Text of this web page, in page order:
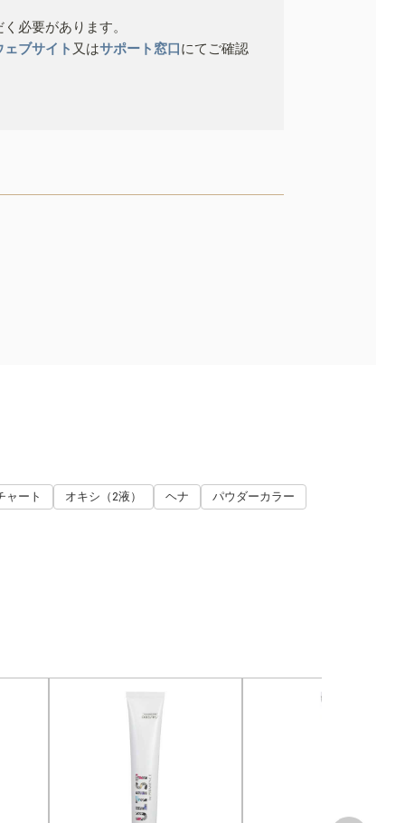
必要があります。
ブサイト 又はサポート窓口にてご確認
ャート オキシ（2液） ヘナ パウダーカラー